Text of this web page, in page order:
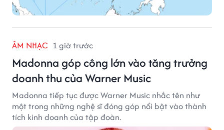
ÂM NHẠC 1 giờ trước
Madonna góp công lớn vào tăng trưởng
doanh thu của Warner Music
Madonna tiếp tục được Warner Music nhắc tên như
một trong những nghệ sĩ đóng góp nổi bật vào thành
tích kinh doanh của tập đoàn.